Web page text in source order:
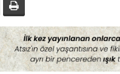
Bağlanıyı kopyala